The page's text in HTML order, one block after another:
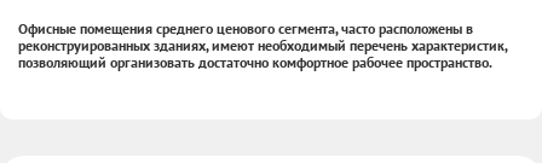
Офисные помещения среднего ценового сегмента, часто расположены в
реконструированных зданиях, имеют необходимый перечень характеристик,
позволяющий организовать достаточно комфортное рабочее пространство.